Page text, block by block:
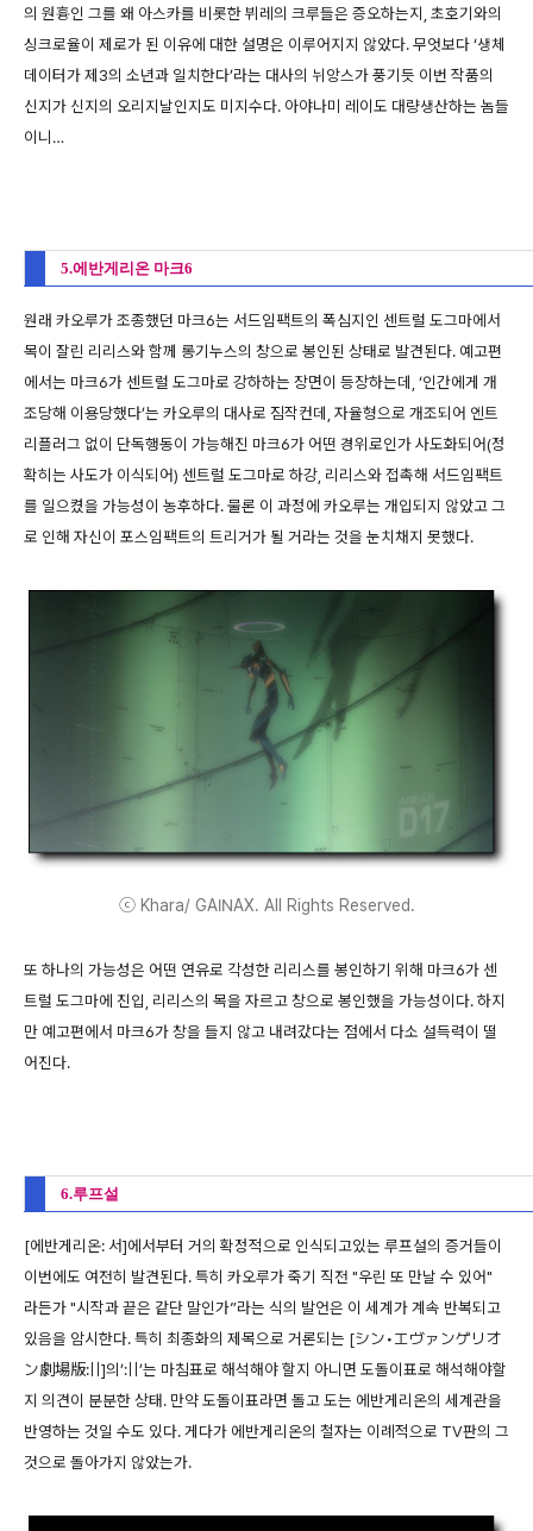
의 원흉인 그를 왜 아스카를 비롯한 뷔레의 크루들은 증오하는지, 초호기와의
싱크로율이 제로가 된 이유에 대한 설명은 이루어지지 않았다. 무엇보다 ‘생체
데이터가 제3의 소년과 일치한다’라는 대사의 뉘앙스가 풍기듯 이번 작품의
신지가 신지의 오리지날인지도 미지수다. 아야나미 레이도 대량생산하는 놈들
이니…
5.에반게리온 마크6
원래 카오루가 조종했던 마크6는 서드임팩트의 폭심지인 센트럴 도그마에서
목이 잘린 리리스와 함께 롱기누스의 창으로 봉인된 상태로 발견된다. 예고편
에서는 마크6가 센트럴 도그마로 강하하는 장면이 등장하는데, ‘인간에게 개
조당해 이용당했다’는 카오루의 대사로 짐작컨데, 자율형으로 개조되어 엔트
리플러그 없이 단독행동이 가능해진 마크6가 어떤 경위로인가 사도화되어(정
확히는 사도가 이식되어) 센트럴 도그마로 하강, 리리스와 접촉해 서드임팩트
를 일으켰을 가능성이 농후하다. 물론 이 과정에 카오루는 개입되지 않았고 그
로 인해 자신이 포스임팩트의 트리거가 될 거라는 것을 눈치채지 못했다.
ⓒ Khara/ GAINAX. All Rights Reserved.
또 하나의 가능성은 어떤 연유로 각성한 리리스를 봉인하기 위해 마크6가 센
트럴 도그마에 진입, 리리스의 목을 자르고 창으로 봉인했을 가능성이다. 하지
만 예고편에서 마크6가 창을 들지 않고 내려갔다는 점에서 다소 설득력이 떨
어진다.
6.루프설
[에반게리온: 서]에서부터 거의 확정적으로 인식되고있는 루프설의 증거들이
이번에도 여전히 발견된다. 특히 카오루가 죽기 직전 "우린 또 만날 수 있어"
라든가 "시작과 끝은 같단 말인가”라는 식의 발언은 이 세계가 계속 반복되고
있음을 암시한다. 특히 최종화의 제목으로 거론되는 [シン•エヴァンゲリオ
ン劇場版:||]의’:||’는 마침표로 해석해야 할지 아니면 도돌이표로 해석해야할
지 의견이 분분한 상태. 만약 도돌이표라면 돌고 도는 에반게리온의 세계관을
반영하는 것일 수도 있다. 게다가 에반게리온의 철자는 이례적으로 TV판의 그
것으로 돌아가지 않았는가.